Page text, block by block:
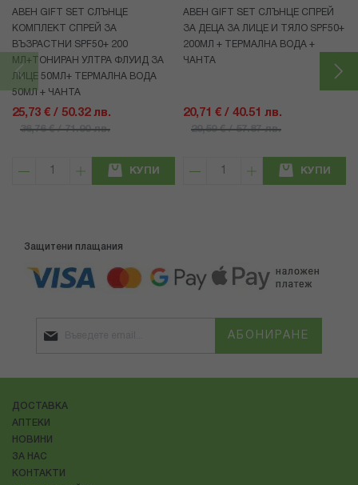
АВЕН GIFT SET СЛЪНЦЕ
КОМПЛЕКТ СПРЕЙ ЗА
ВЪЗРАСТНИ SPF50+ 200
МЛ+ТОНИРАН УЛТРА ФЛУИД ЗА
ЛИЦЕ 50МЛ+ ТЕРМАЛНА ВОДА
50МЛ + ЧАНТА
25,73 € / 50.32 лв.
36,76 € / 71.90 лв.
КУПИ
АВЕН GIFT SET СЛЪНЦЕ СПРЕЙ
ЗА ДЕЦА ЗА ЛИЦЕ И ТЯЛО SPF50+
200МЛ + ТЕРМАЛНА ВОДА +
ЧАНТА
20,71 € / 40.51 лв.
29,59 € / 57.87 лв.
КУПИ
Защитени плащания
АБОНИРАНЕ
ДОСТАВКА
АПТЕКИ
НОВИНИ
ЗА НАС
КОНТАКТИ